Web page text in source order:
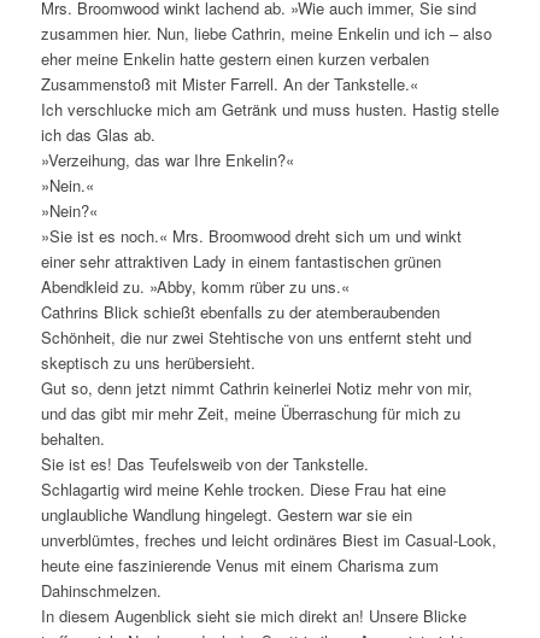
Mrs. Broomwood winkt lachend ab. »Wie auch immer, Sie sind
zusammen hier. Nun, liebe Cathrin, meine Enkelin und ich – also
eher meine Enkelin hatte gestern einen kurzen verbalen
Zusammenstoß mit Mister Farrell. An der Tankstelle.«
Ich verschlucke mich am Getränk und muss husten. Hastig stelle
ich das Glas ab.
»Verzeihung, das war Ihre Enkelin?«
»Nein.«
»Nein?«
»Sie ist es noch.« Mrs. Broomwood dreht sich um und winkt
einer sehr attraktiven Lady in einem fantastischen grünen
Abendkleid zu. »Abby, komm rüber zu uns.«
Cathrins Blick schießt ebenfalls zu der atemberaubenden
Schönheit, die nur zwei Stehtische von uns entfernt steht und
skeptisch zu uns herübersieht.
Gut so, denn jetzt nimmt Cathrin keinerlei Notiz mehr von mir,
und das gibt mir mehr Zeit, meine Überraschung für mich zu
behalten.
Sie ist es! Das Teufelsweib von der Tankstelle.
Schlagartig wird meine Kehle trocken. Diese Frau hat eine
unglaubliche Wandlung hingelegt. Gestern war sie ein
unverblümtes, freches und leicht ordinäres Biest im Casual-Look,
heute eine faszinierende Venus mit einem Charisma zum
Dahinschmelzen.
In diesem Augenblick sieht sie mich direkt an! Unsere Blicke